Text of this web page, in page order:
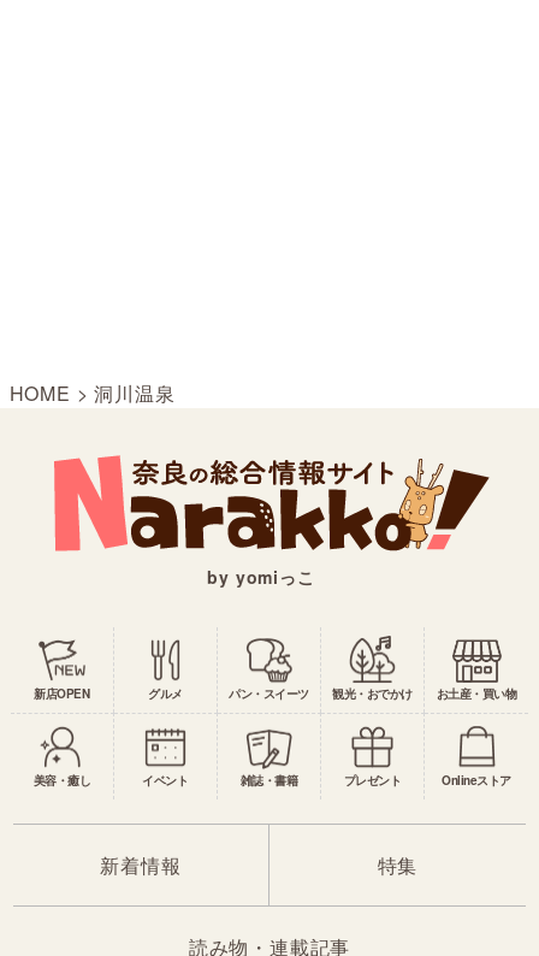
HOME >洞川温泉
by yomiっこ
新店OPEN グルメ パン・スイーツ 観光・おでかけ お土産・買い物
美容・癒し イベント 雑誌・書籍 プレゼント Onlineストア
新着情報 特集
読み物・連載記事